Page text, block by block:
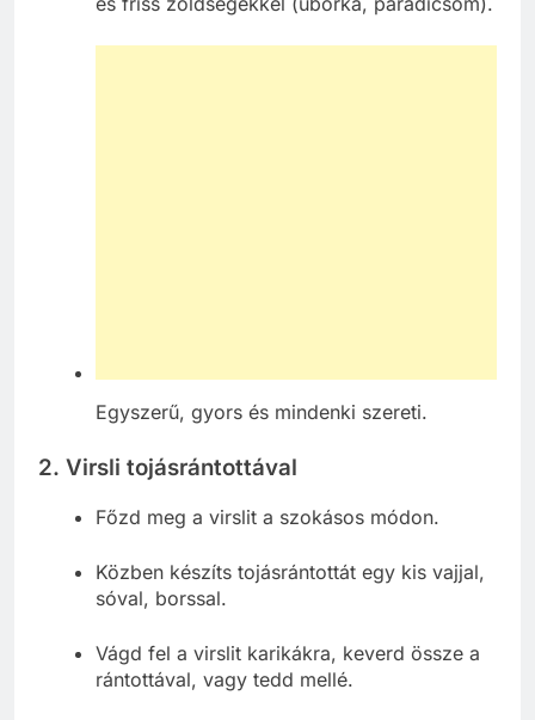
Egyszerű, gyors és mindenki szereti.
2. Virsli tojásrántottával
Főzd meg a virslit a szokásos módon.
Közben készíts tojásrántottát egy kis vajjal,
sóval, borssal.
Vágd fel a virslit karikákra, keverd össze a
rántottával, vagy tedd mellé.